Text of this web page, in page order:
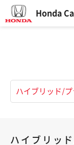
Honda
ハイブリッ